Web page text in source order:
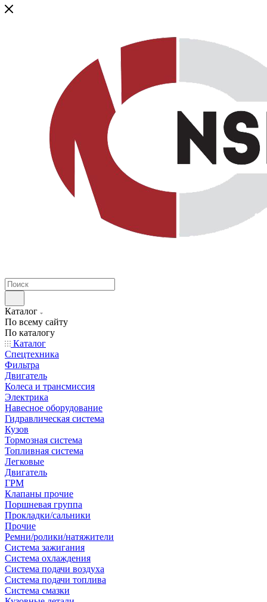
Каталог
По всему сайту
По каталогу
Каталог
Спецтехника
Фильтра
Двигатель
Колеса и трансмиссия
Электрика
Навесное оборудование
Гидравлическая система
Кузов
Тормозная система
Топливная система
Легковые
Двигатель
ГРМ
Клапаны прочие
Поршневая группа
Прокладки/сальники
Прочие
Ремни/ролики/натяжители
Система зажигания
Система охлаждения
Система подачи воздуха
Система подачи топлива
Система смазки